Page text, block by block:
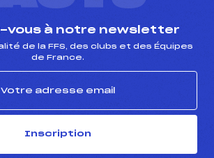
vous à notre newsletter
de la FFS, des clubs et des Équipes
de France.
Inscription